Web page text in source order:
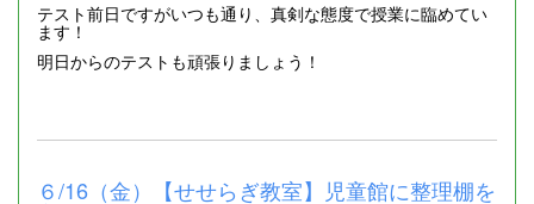
テスト前日ですがいつも通り、真剣な態度で授業に臨めてい
ます！
明日からのテストも頑張りましょう！
６/16（金）【せせらぎ教室】児童館に整理棚を